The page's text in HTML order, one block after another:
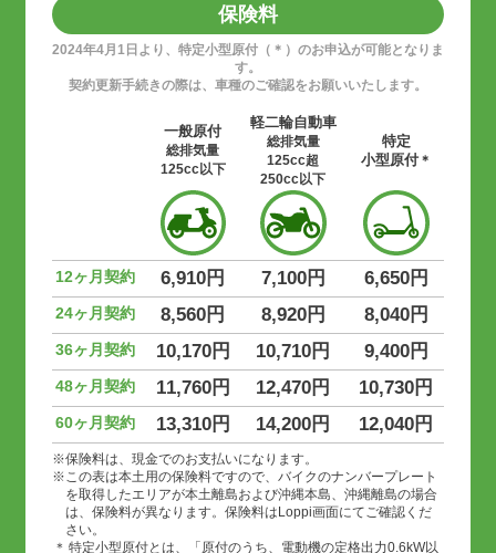
保険料
2024年4月1日より、特定小型原付（＊）のお申込が可能となりま
す。
契約更新手続きの際は、車種のご確認をお願いいたします。
一般原付
総排気量
125cc以下
軽二輪自動車
総排気量
125cc超
250cc以下
特定
小型原付＊
12ヶ月契約 6,910円 7,100円 6,650円
24ヶ月契約 8,560円 8,920円 8,040円
36ヶ月契約 10,170円 10,710円 9,400円
48ヶ月契約 11,760円 12,470円 10,730円
60ヶ月契約 13,310円 14,200円 12,040円
保険料は、現金でのお支払いになります。
この表は本土用の保険料ですので、バイクのナンバープレート
を取得したエリアが本土離島および沖縄本島、沖縄離島の場合
は、保険料が異なります。保険料はLoppi画面にてご確認くだ
さい。
特定小型原付とは、「原付のうち、電動機の定格出力0.6kW以